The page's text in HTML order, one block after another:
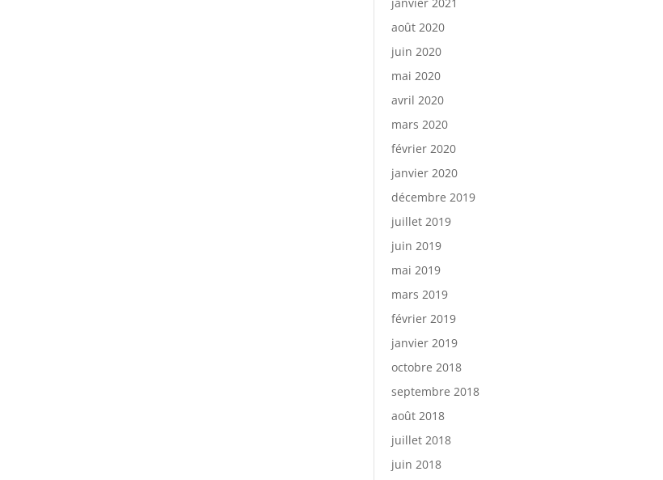
août 2020
juin 2020
mai 2020
avril 2020
mars 2020
février 2020
janvier 2020
décembre 2019
juillet 2019
juin 2019
mai 2019
mars 2019
février 2019
janvier 2019
octobre 2018
septembre 2018
août 2018
juillet 2018
juin 2018